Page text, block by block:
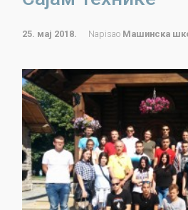
25. мај 2018. Napisao Машинска